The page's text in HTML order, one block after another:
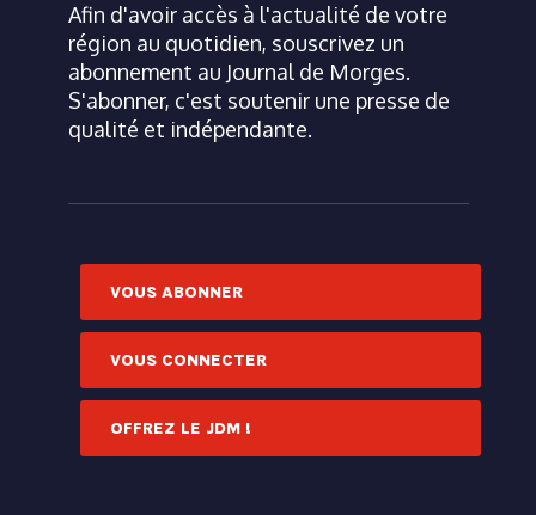
Afin d'avoir accès à l'actualité de votre
région au quotidien, souscrivez un
abonnement au Journal de Morges.
S'abonner, c'est soutenir une presse de
qualité et indépendante.
VOUS ABONNER
VOUS CONNECTER
OFFREZ LE JDM !